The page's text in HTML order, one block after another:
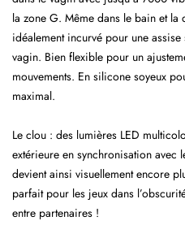
la zone G. Même dans le bain et
idéalement incurvé pour une
vagin. Bien flexible pour un
mouvements. En silicone soyeux
maximal.
Le clou : des lumières LED
extérieure en synchronisation avec
devient ainsi visuellement encore
parfait pour les jeux dans
entre partenaires !